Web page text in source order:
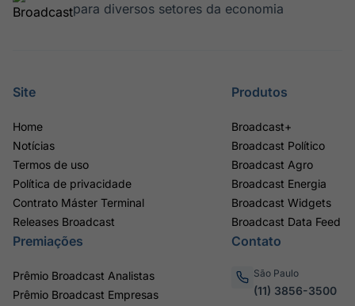
para diversos setores da economia
Site
Home
Notícias
Termos de uso
Política de privacidade
Contrato Máster Terminal
Releases Broadcast
Produtos
Broadcast+
Broadcast Político
Broadcast Agro
Broadcast Energia
Broadcast Widgets
Broadcast Data Feed
Premiações
Prêmio Broadcast Analistas
Prêmio Broadcast Empresas
Contato
São Paulo
(11) 3856-3500